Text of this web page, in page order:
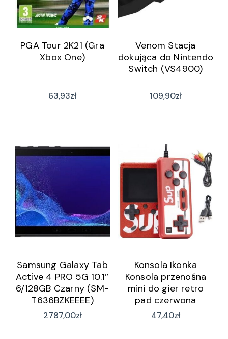
PGA Tour 2K21 (Gra
Xbox One)
63,93zł
Venom Stacja
dokująca do Nintendo
Switch (VS4900)
109,90zł
Samsung Galaxy Tab
Active 4 PRO 5G 10.1″
6/128GB Czarny (SM-
T636BZKEEEE)
2787,00zł
Konsola Ikonka
Konsola przenośna
mini do gier retro
pad czerwona
47,40zł